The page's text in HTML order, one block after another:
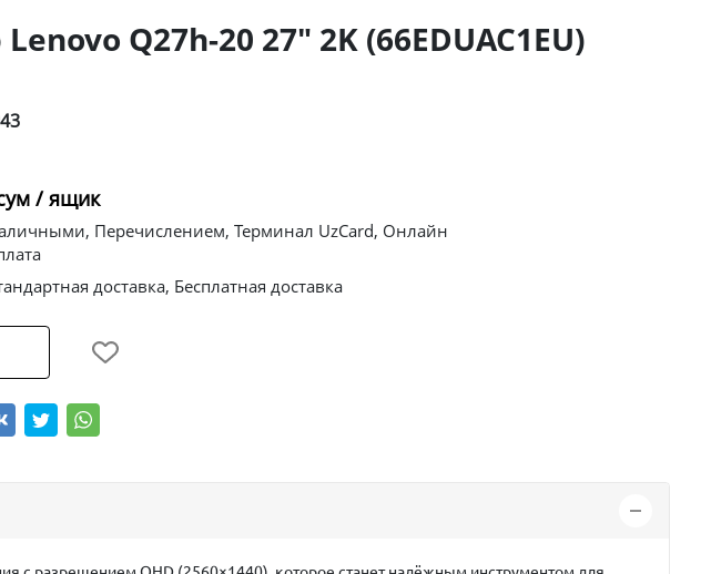
Q27h-20 27" 2K (66EDUAC1EU)
/ ящик
Перечислением, Терминал UzCard, Онлайн
доставка, Бесплатная доставка